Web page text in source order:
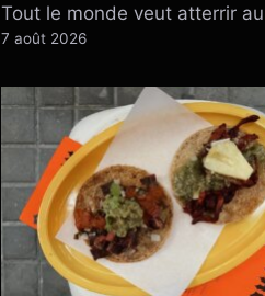
Tout le monde veut atterrir
7 août 2026